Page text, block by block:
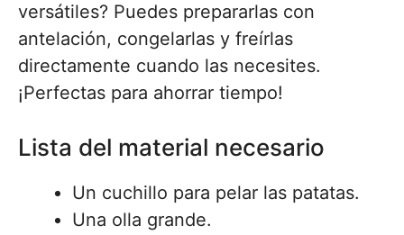
versátiles? Puedes prepararlas con
antelación, congelarlas y freírlas
directamente cuando las necesites.
¡Perfectas para ahorrar tiempo!
Lista del material necesario
Un cuchillo para pelar las patatas.
Una olla grande.